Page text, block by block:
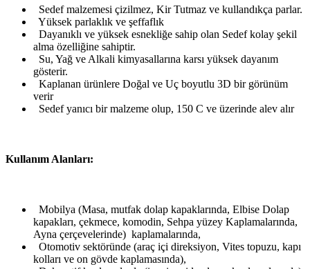
Sedef malzemesi çizilmez, Kir Tutmaz ve kullandıkça parlar.
Yüksek parlaklık ve şeffaflık
Dayanıklı ve yüksek esnekliğe sahip olan Sedef kolay şekil
alma özelliğine sahiptir.
Su, Yağ ve Alkali kimyasallarına karsı yüksek dayanım
gösterir.
Kaplanan ürünlere Doğal ve Uç boyutlu 3D bir görünüm
verir
Sedef yanıcı bir malzeme olup, 150 C ve üzerinde alev alır
Kullanım Alanları:
Mobilya (Masa, mutfak dolap kapaklarında, Elbise Dolap
kapakları, çekmece, komodin, Sehpa yüzey Kaplamalarında,
Ayna çerçevelerinde) kaplamalarında,
Otomotiv sektöründe (araç içi direksiyon, Vites topuzu, kapı
kolları ve on gövde kaplamasında),